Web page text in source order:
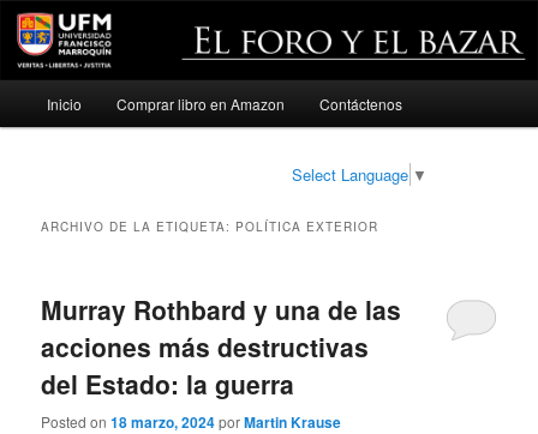
Ir
Ir
Inicio Comprar libro en Amazon Contáctenos
Select Language ▼
ARCHIVO DE LA ETIQUETA: POLÍTICA EXTERIOR
Murray Rothbard y una de las
acciones más destructivas
del Estado: la guerra
Posted on18 marzo, 2024porMartin Krause